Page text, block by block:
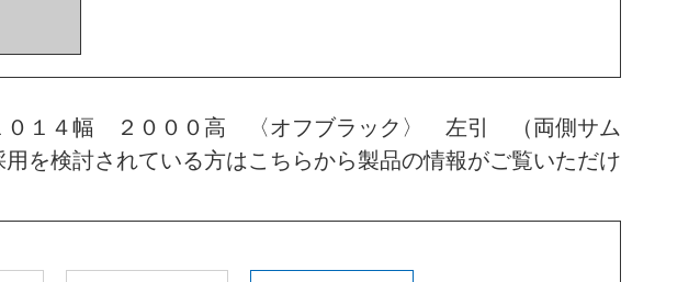
１４幅 ２０００高 〈オフブラック〉 左引 （両側サム
検討されている方はこちらから製品の情報がご覧いただけ